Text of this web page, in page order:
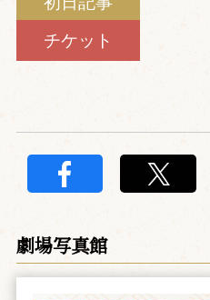
チケット
劇場写真館